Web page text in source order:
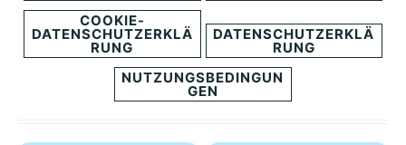
COOKIE-
DATENSCHUTZERKLÄ
RUNG
DATENSCHUTZERKLÄ
RUNG
NUTZUNGSBEDINGUN
GEN